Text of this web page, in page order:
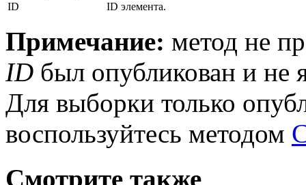
ID
ID элемента.
Примечание: метод не
ID был опубликован и не
Для выборки только
воспользуйтесь методом
Смотрите также